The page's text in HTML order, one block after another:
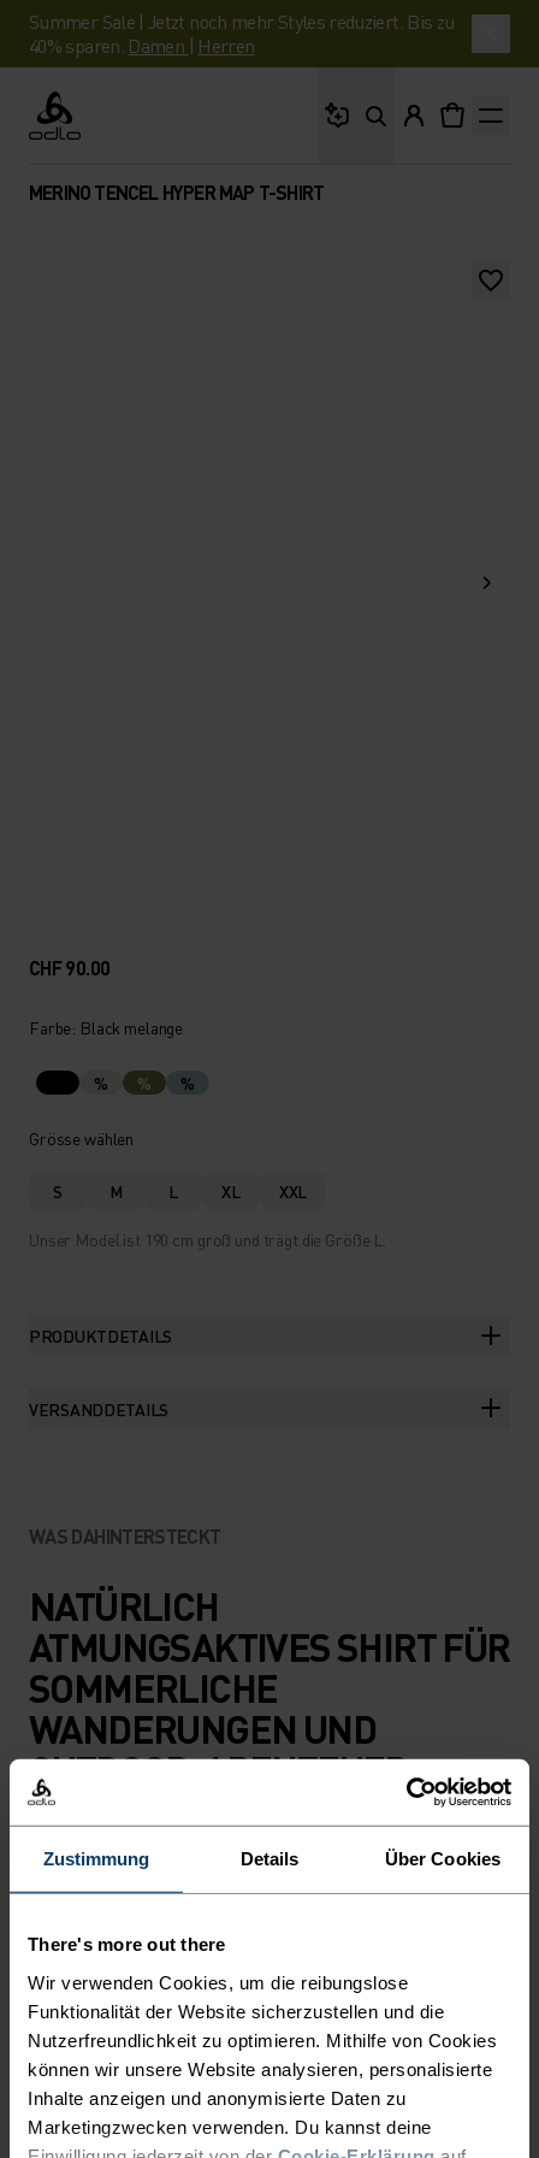
Zustimmung Details Über Cookies
There's more out there
Wir verwenden Cookies, um die reibungslose
Funktionalität der Website sicherzustellen und die
Nutzerfreundlichkeit zu optimieren. Mithilfe von Cookies
können wir unsere Website analysieren, personalisierte
Inhalte anzeigen und anonymisierte Daten zu
Marketingzwecken verwenden. Du kannst deine
Summer Sale | Jetzt noch mehr Styles reduziert. Bis zu
40% sparen. Damen | Herren
Odlo
MERINO TENCEL HYPER MAP T-SHIRT
CHF 90.00
Farbe: Black melange
% % %
Grösse wählen
S M L XL XXL
Unser Model ist 190 cm groß und trägt die Größe L.
PRODUKTDETAILS
VERSANDDETAILS
WAS DAHINTERSTECKT
NATÜRLICH
ATMUNGSAKTIVES SHIRT FÜR
SOMMERLICHE
WANDERUNGEN UND
OUTDOOR-ABENTEUER.
Folge dem Ruf der Berge – auch, wenn die
Temperaturen steigen. Dieses ultraleichte T‑Shirt
TENCEL™ und bringt mit 130 Gramm so wenig
Gewicht wie kein anderes unserer Merinomix-
Modelle auf die Waage. So geniesst du an
Sommertagen mit drückender Hitze Leichtigkeit
und Komfort ohne Kompromisse. Dabei kommen
die Vorteile der natürlichen Fasern zusammen:
Merinowolle hemmt unangenehme Gerüche,